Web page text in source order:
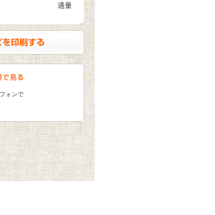
適量
ォンで